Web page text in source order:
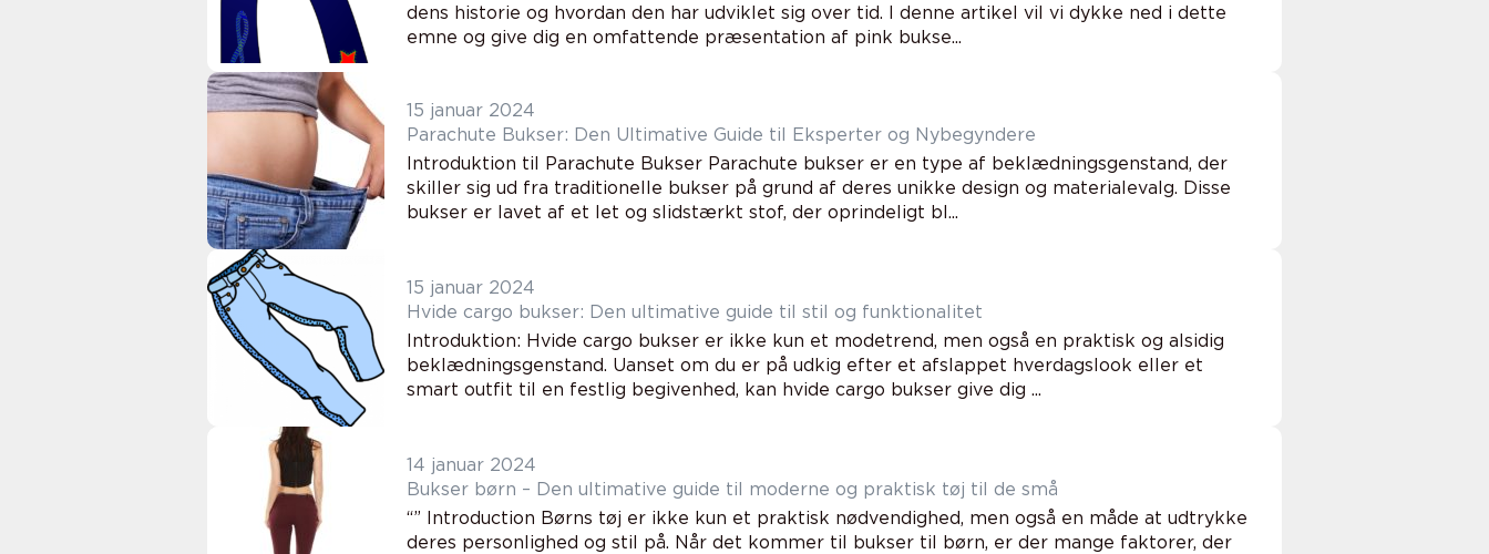
dens historie og hvordan den har udviklet sig over tid. I denne artikel vil vi dykke ned i dette
emne og give dig en omfattende præsentation af pink bukse...
15 januar 2024
Parachute Bukser: Den Ultimative Guide til Eksperter og Nybegyndere
Introduktion til Parachute Bukser Parachute bukser er en type af beklædningsgenstand, der
skiller sig ud fra traditionelle bukser på grund af deres unikke design og materialevalg. Disse
bukser er lavet af et let og slidstærkt stof, der oprindeligt bl...
15 januar 2024
Hvide cargo bukser: Den ultimative guide til stil og funktionalitet
Introduktion: Hvide cargo bukser er ikke kun et modetrend, men også en praktisk og alsidig
beklædningsgenstand. Uanset om du er på udkig efter et afslappet hverdagslook eller et
smart outfit til en festlig begivenhed, kan hvide cargo bukser give dig ...
14 januar 2024
Bukser børn – Den ultimative guide til moderne og praktisk tøj til de små
“” Introduction Børns tøj er ikke kun et praktisk nødvendighed, men også en måde at udtrykke
deres personlighed og stil på. Når det kommer til bukser til børn, er der mange faktorer, der